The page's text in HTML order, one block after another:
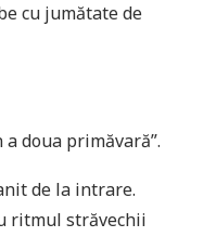
cu jumătate de
doua primăvară”.
de la intrare.
ritmul străvechii